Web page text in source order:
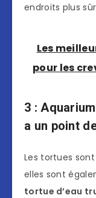
endroits plus
Les
pour les
3 :
a un point
Les tortues
elles sont
tortue d’eau